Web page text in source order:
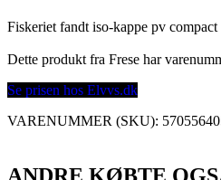
Fiskeriet fandt iso-kappe pv
Dette produkt fra Frese har
Se prisen hos Elvvs.dk
VARENUMMER (SKU):
ANDRE KØBTE